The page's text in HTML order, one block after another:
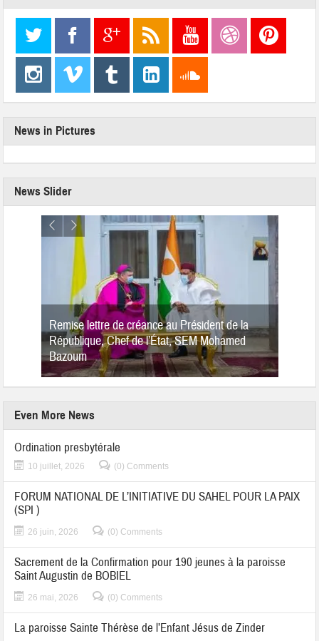
News in Pictures
News Slider
Remise lettre de créance au Président de la
République, Chef de l’État, SEM Mohamed
Bazoum
Even More News
Ordination presbytérale
10 juillet, 2026 (0) Comments
FORUM NATIONAL DE L’INITIATIVE DU SAHEL POUR LA PAIX
(SPI )
26 juin, 2026 (0) Comments
Sacrement de la Confirmation pour 190 jeunes à la paroisse
Saint Augustin de BOBIEL
26 mai, 2026 (0) Comments
La paroisse Sainte Thérèse de l’Enfant Jésus de Zinder